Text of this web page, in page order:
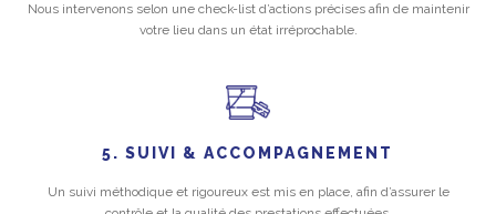
Nous intervenons selon une check-list d’actions précises afin de maintenir
votre lieu dans un état irréprochable.
5. SUIVI & ACCOMPAGNEMENT
Un suivi méthodique et rigoureux est mis en place, afin d’assurer le